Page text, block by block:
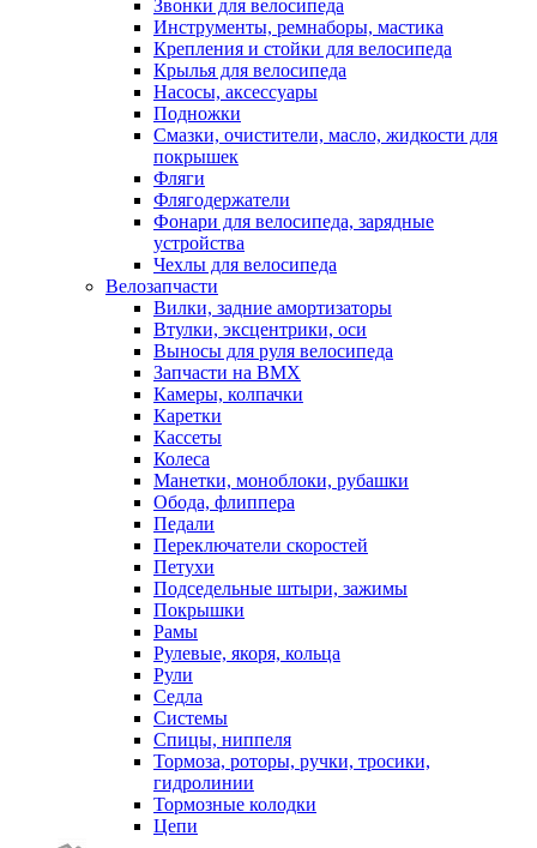
Звонки для велосипеда
Инструменты, ремнаборы, мастика
Крепления и стойки для велосипеда
Крылья для велосипеда
Насосы, аксессуары
Подножки
Смазки, очистители, масло, жидкости для
покрышек
Фляги
Флягодержатели
Фонари для велосипеда, зарядные
устройства
Чехлы для велосипеда
Велозапчасти
Вилки, задние амортизаторы
Втулки, эксцентрики, оси
Выносы для руля велосипеда
Запчасти на BMX
Камеры, колпачки
Каретки
Кассеты
Колеса
Манетки, моноблоки, рубашки
Обода, флиппера
Педали
Переключатели скоростей
Петухи
Подседельные штыри, зажимы
Покрышки
Рамы
Рулевые, якоря, кольца
Рули
Седла
Системы
Спицы, ниппеля
Тормоза, роторы, ручки, тросики,
гидролинии
Тормозные колодки
Цепи